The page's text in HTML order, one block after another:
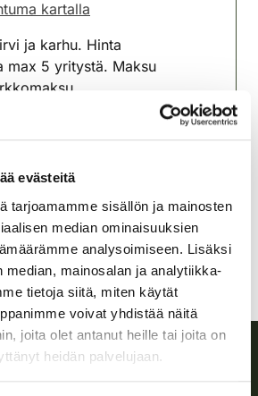
evästeitä
tarjoamamme sisällön ja mainosten
median ominaisuuksien
analysoimiseen. Lisäksi
median, mainosalan ja analytiikka-
tietoja siitä, miten käytät
voivat yhdistää näitä
joita olet antanut heille tai joita on
heidän palvelujaan.
kartalla
välilehteen)
ja karhu. Hinta
max 5 yritystä. Maksu
viimeistään klo 19.00.